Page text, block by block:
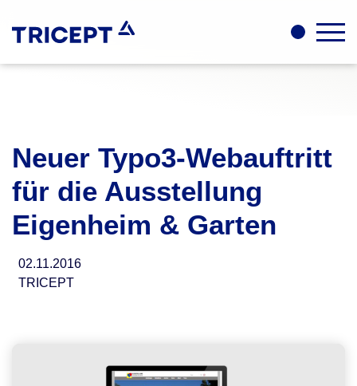
Neuer Typo3-Webauftritt
für die Ausstellung
Eigenheim & Garten
02.11.2016
TRICEPT